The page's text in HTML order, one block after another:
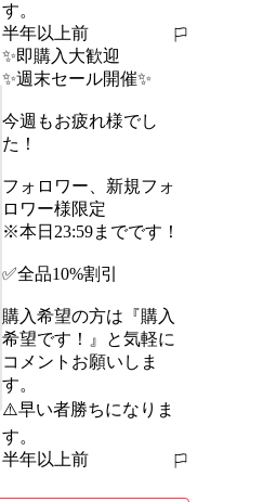
す。
半年以上前
報告する
✨即購入大歓迎
✨週末セール開催✨
今週もお疲れ様でし
た！
フォロワー、新規フォ
ロワー様限定
※本日23:59までです！
✅全品10%割引
購入希望の方は『購入
希望です！』と気軽に
コメントお願いしま
す。
⚠️早い者勝ちになりま
す。
半年以上前
報告する